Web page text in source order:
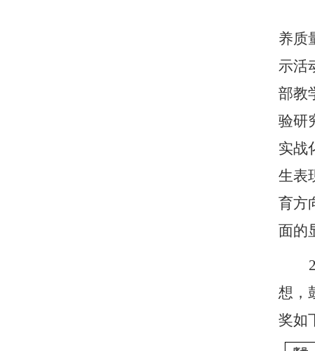
养质
示活
部教
验研
实战
生表
育方
面的
想，
奖如